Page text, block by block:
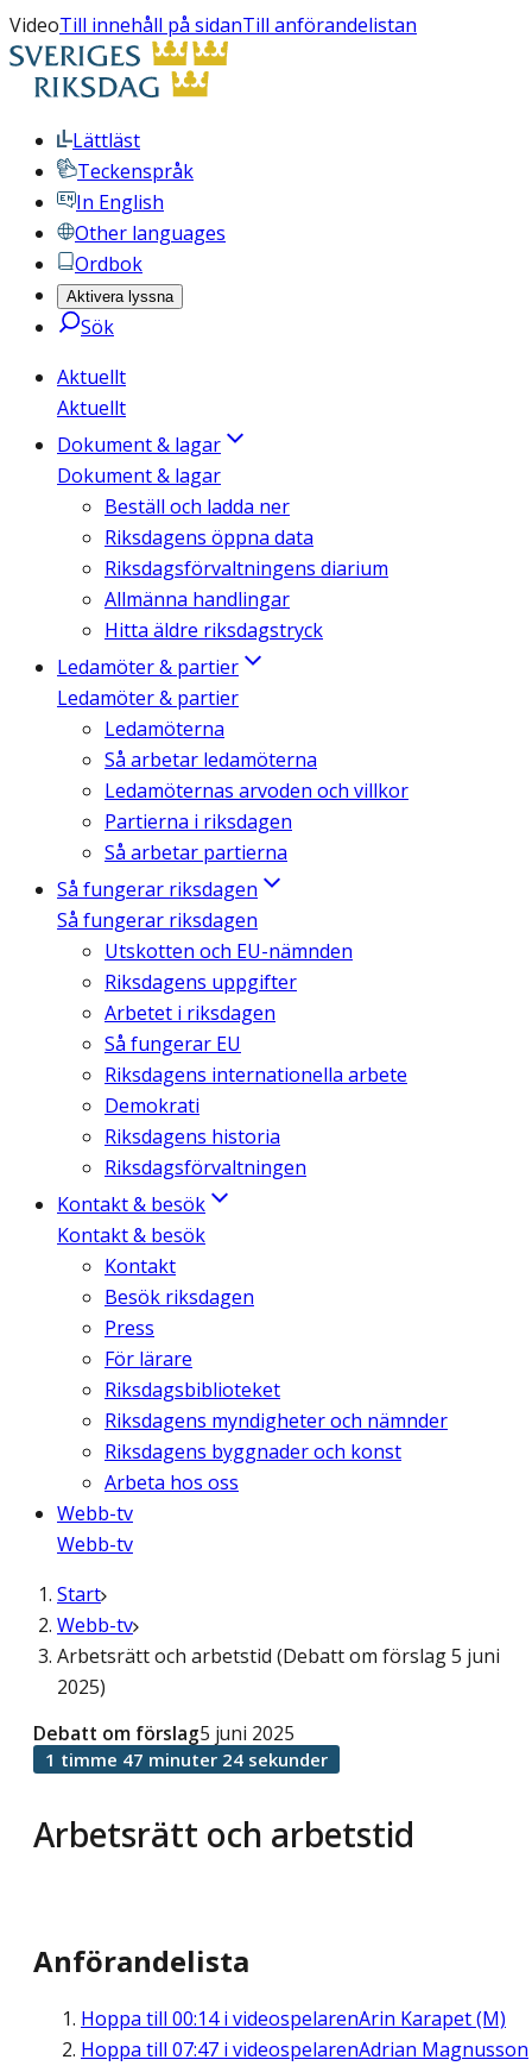
VideoTill innehåll på sidanTill anförandelistan
Lättläst
Teckenspråk
In English
Other languages
Ordbok
Aktivera lyssna
Sök
Aktuellt
Aktuellt
Dokument & lagar
Dokument & lagar
Beställ och ladda ner
Riksdagens öppna data
Riksdagsförvaltningens diarium
Allmänna handlingar
Hitta äldre riksdagstryck
Ledamöter & partier
Ledamöter & partier
Ledamöterna
Så arbetar ledamöterna
Ledamöternas arvoden och villkor
Partierna i riksdagen
Så arbetar partierna
Så fungerar riksdagen
Så fungerar riksdagen
Utskotten och EU-nämnden
Riksdagens uppgifter
Arbetet i riksdagen
Så fungerar EU
Riksdagens internationella arbete
Demokrati
Riksdagens historia
Riksdagsförvaltningen
Kontakt & besök
Kontakt & besök
Kontakt
Besök riksdagen
Press
För lärare
Riksdagsbiblioteket
Riksdagens myndigheter och nämnder
Riksdagens byggnader och konst
Arbeta hos oss
Webb-tv
Webb-tv
Start
Webb-tv
Arbetsrätt och arbetstid (Debatt om förslag 5 juni
2025)
Arbetsrätt och arbetstid
Debatt om förslag5 juni 2025
1 timme 47 minuter 24 sekunder
Anförandelista
Hoppa till 00:14i videospelarenArin Karapet (M)
Hoppa till 07:47 i videospelarenAdrian Magnusson